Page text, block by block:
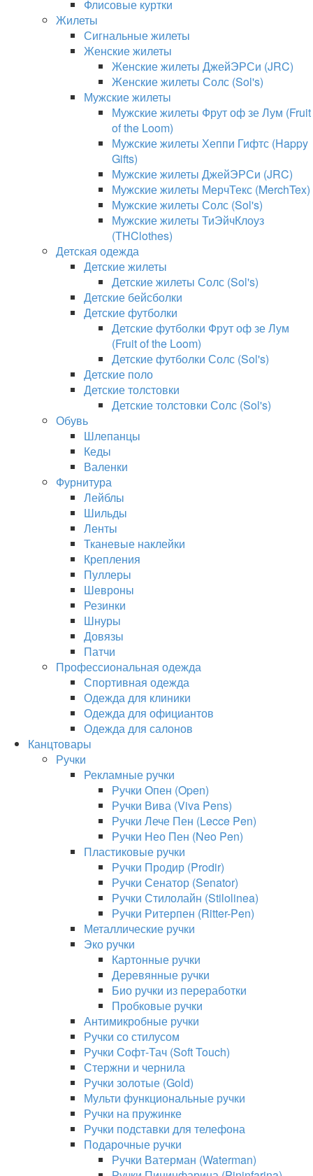
Флисовые куртки
Жилеты
Сигнальные жилеты
Женские жилеты
Женские жилеты ДжейЭРСи (JRC)
Женские жилеты Солс (Sol's)
Мужские жилеты
Мужские жилеты Фрут оф зе Лум (Fruit
of the Loom)
Мужские жилеты Хеппи Гифтс (Happy
Gifts)
Мужские жилеты ДжейЭРСи (JRC)
Мужские жилеты МерчТекс (MerchTex)
Мужские жилеты Солс (Sol's)
Мужские жилеты ТиЭйчКлоуз
(THClothes)
Детская одежда
Детские жилеты
Детские жилеты Солс (Sol's)
Детские бейсболки
Детские футболки
Детские футболки Фрут оф зе Лум
(Fruit of the Loom)
Детские футболки Солс (Sol's)
Детские поло
Детские толстовки
Детские толстовки Солс (Sol's)
Обувь
Шлепанцы
Кеды
Валенки
Фурнитура
Лейблы
Шильды
Ленты
Тканевые наклейки
Крепления
Пуллеры
Шевроны
Резинки
Шнуры
Довязы
Патчи
Профессиональная одежда
Спортивная одежда
Одежда для клиники
Одежда для официантов
Одежда для салонов
Канцтовары
Ручки
Рекламные ручки
Ручки Опен (Open)
Ручки Вива (Viva Pens)
Ручки Лече Пен (Lecce Pen)
Ручки Нео Пен (Neo Pen)
Пластиковые ручки
Ручки Продир (Prodir)
Ручки Сенатор (Senator)
Ручки Стилолайн (Stilolinea)
Ручки Ритерпен (Ritter-Pen)
Металлические ручки
Эко ручки
Картонные ручки
Деревянные ручки
Био ручки из переработки
Пробковые ручки
Антимикробные ручки
Ручки со стилусом
Ручки Софт-Тач (Soft Touch)
Стержни и чернила
Ручки золотые (Gold)
Мульти функциональные ручки
Ручки на пружинке
Ручки подставки для телефона
Подарочные ручки
Ручки Ватерман (Waterman)